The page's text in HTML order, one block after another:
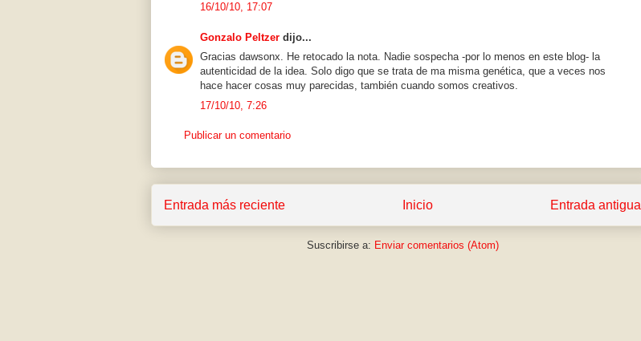
16/10/10, 17:07
Gonzalo Peltzer dijo...
Gracias dawsonx. He retocado la nota. Nadie sospecha -por lo menos en este blog- la
autenticidad de la idea. Solo digo que se trata de ma misma genética, que a veces nos
hace hacer cosas muy parecidas, también cuando somos creativos.
17/10/10, 7:26
Publicar un comentario
Entrada más reciente Entrada antigua
Inicio
Suscribirse a: Enviar comentarios (Atom)